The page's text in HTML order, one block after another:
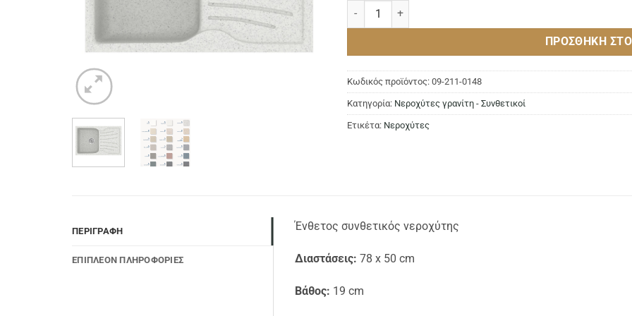
Νεροχύτης Classic 327 GRANITE WHITE ποσότητα
ΠΡΟΣΘΉΚΗ ΣΤΟ
Κωδικός προϊόντος: 09-211-0148
Κατηγορία: Νεροχύτες γρανίτη - Συνθετικοί
Ετικέτα: Νεροχύτες
ΠΕΡΙΓΡΑΦΉ
ΕΠΙΠΛΈΟΝ ΠΛΗΡΟΦΟΡΊΕΣ
Ένθετος συνθετικός νεροχύτης
Διαστάσεις: 78 x 50 cm
Βάθος: 19 cm